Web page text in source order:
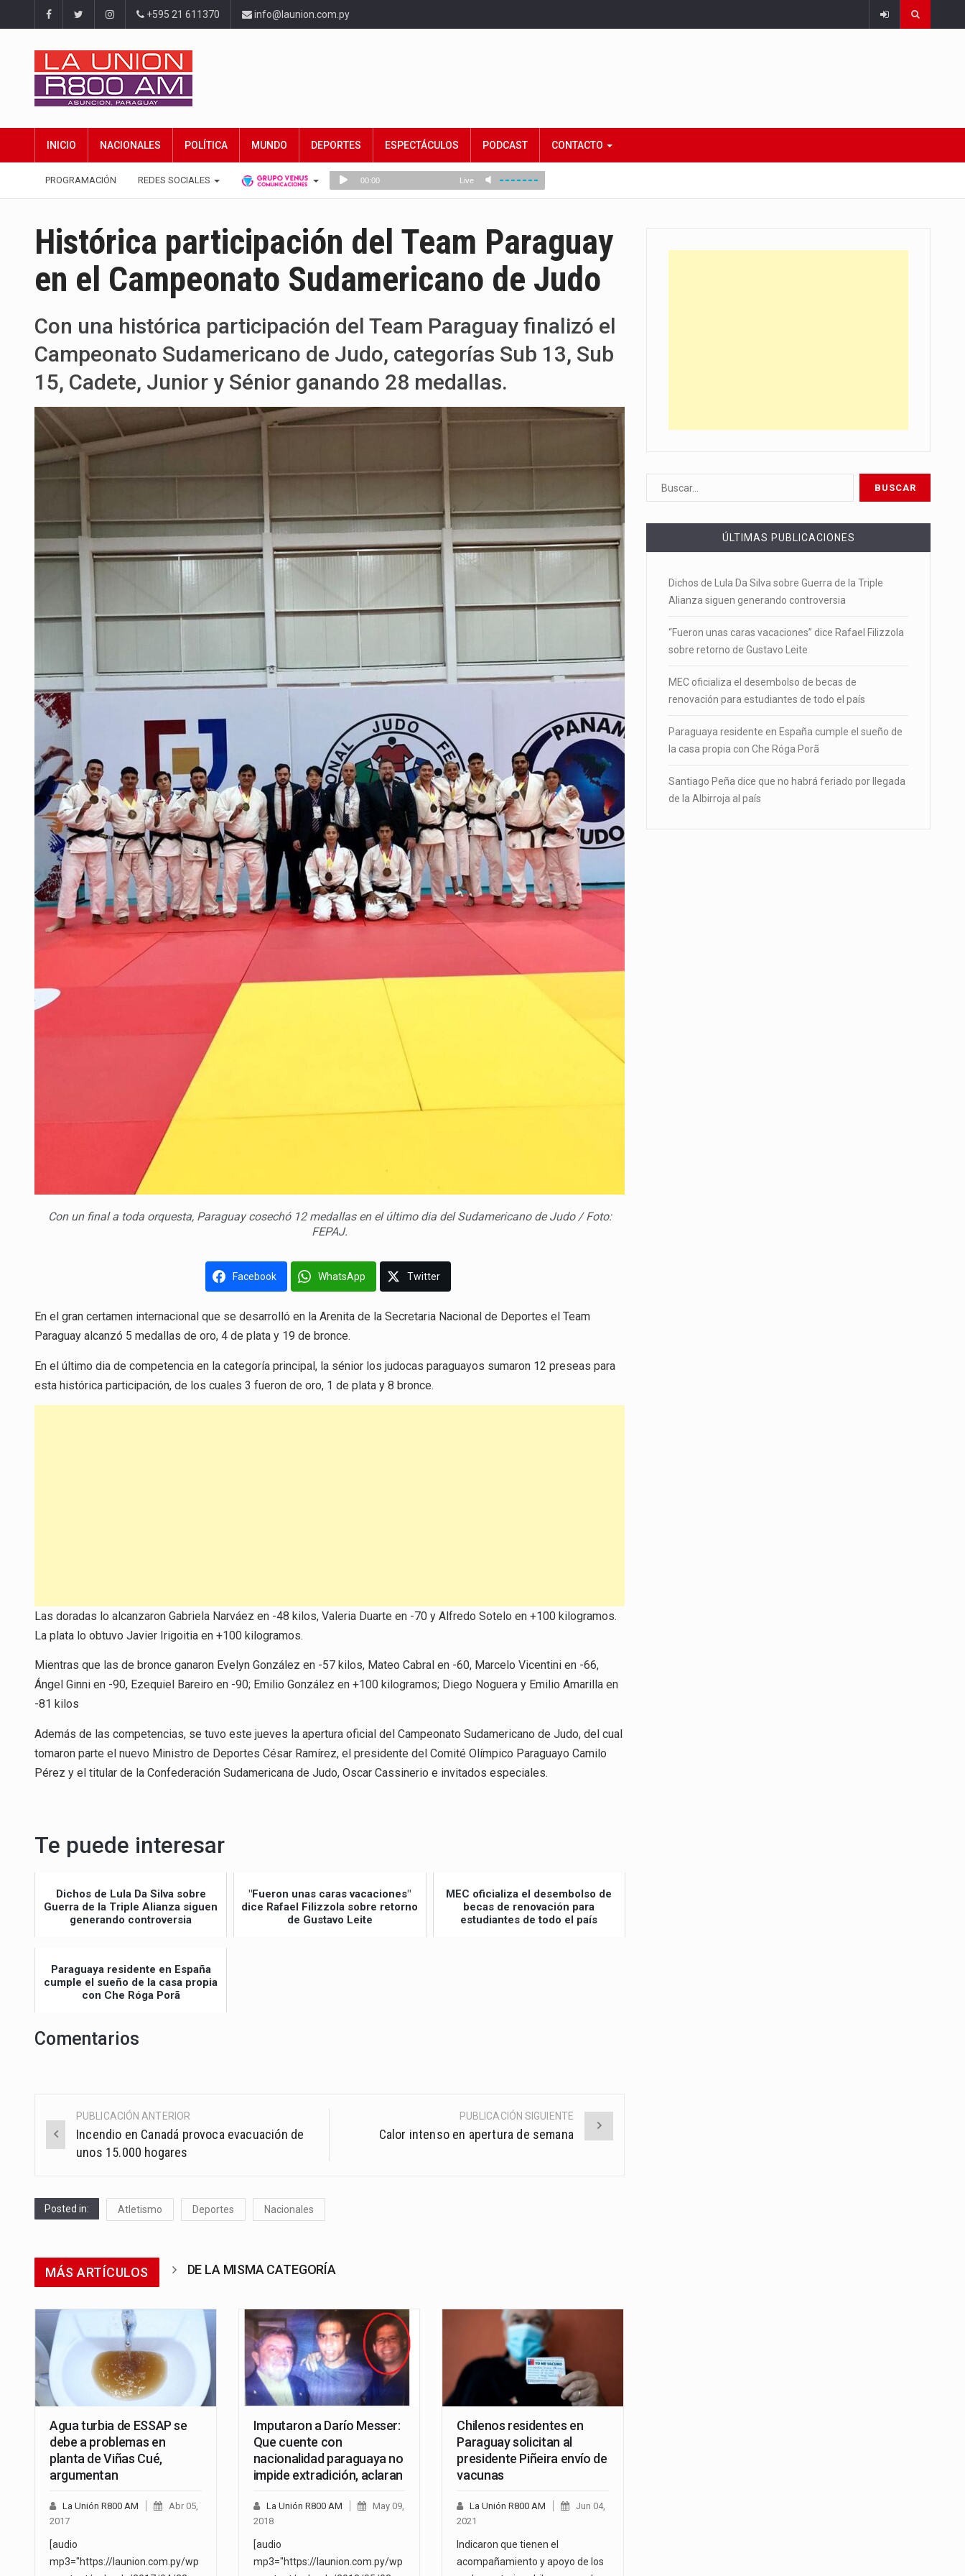
+595 21 611370 info@launion.com.py
INICIO NACIONALES POLÍTICA MUNDO DEPORTES ESPECTÁCULOS PODCAST CONTACTO
PROGRAMACIÓN REDES SOCIALES
Histórica participación del Team Paraguay
en el Campeonato Sudamericano de Judo
Con una histórica participación del Team Paraguay finalizó el
Campeonato Sudamericano de Judo, categorías Sub 13, Sub
15, Cadete, Junior y Sénior ganando 28 medallas.
Con un final a toda orquesta, Paraguay cosechó 12 medallas en el último dia del Sudamericano de Judo / Foto:
FEPAJ.
Facebook WhatsApp Twitter
En el gran certamen internacional que se desarrolló en la Arenita de la Secretaria Nacional de Deportes el Team
Paraguay alcanzó 5 medallas de oro, 4 de plata y 19 de bronce.
En el último dia de competencia en la categoría principal, la sénior los judocas paraguayos sumaron 12 preseas para
esta histórica participación, de los cuales 3 fueron de oro, 1 de plata y 8 bronce.
Las doradas lo alcanzaron Gabriela Narváez en -48 kilos, Valeria Duarte en -70 y Alfredo Sotelo en +100 kilogramos.
La plata lo obtuvo Javier Irigoitia en +100 kilogramos.
Mientras que las de bronce ganaron Evelyn González en -57 kilos, Mateo Cabral en -60, Marcelo Vicentini en -66,
Ángel Ginni en -90, Ezequiel Bareiro en -90; Emilio González en +100 kilogramos; Diego Noguera y Emilio Amarilla en
-81 kilos
Además de las competencias, se tuvo este jueves la apertura oficial del Campeonato Sudamericano de Judo, del cual
tomaron parte el nuevo Ministro de Deportes César Ramírez, el presidente del Comité Olímpico Paraguayo Camilo
Pérez y el titular de la Confederación Sudamericana de Judo, Oscar Cassinerio e invitados especiales.
Te puede interesar
Dichos de Lula Da Silva sobre
Guerra de la Triple Alianza siguen
generando controversia
"Fueron unas caras vacaciones"
dice Rafael Filizzola sobre retorno
de Gustavo Leite
MEC oficializa el desembolso de
becas de renovación para
estudiantes de todo el país
Paraguaya residente en España
cumple el sueño de la casa propia
con Che Róga Porã
Comentarios
Post
navigation
PUBLICACIÓN ANTERIOR
Incendio en Canadá provoca evacuación de
unos 15.000 hogares
PUBLICACIÓN SIGUIENTE
Calor intenso en apertura de semana
Posted in: Atletismo Deportes Nacionales
MÁS ARTÍCULOS DE LA MISMA CATEGORÍA
Agua turbia de ESSAP se
debe a problemas en
planta de Viñas Cué,
argumentan
La Unión R800 AM
Abr 05,
2017
[audio
mp3="https://launion.com.py/wp
Imputaron a Darío Messer:
Que cuente con
nacionalidad paraguaya no
impide extradición, aclaran
La Unión R800 AM
May 09,
2018
[audio
mp3="https://launion.com.py/wp
Chilenos residentes en
Paraguay solicitan al
presidente Piñeira envío de
vacunas
La Unión R800 AM
Jun 04,
2021
Indicaron que tienen el
acompañamiento y apoyo de los
ÚLTIMAS PUBLICACIONES
Dichos de Lula Da Silva sobre Guerra de la Triple
Alianza siguen generando controversia
“Fueron unas caras vacaciones” dice Rafael Filizzola
sobre retorno de Gustavo Leite
MEC oficializa el desembolso de becas de
renovación para estudiantes de todo el país
Paraguaya residente en España cumple el sueño de
la casa propia con Che Róga Porã
Santiago Peña dice que no habrá feriado por llegada
de la Albirroja al país